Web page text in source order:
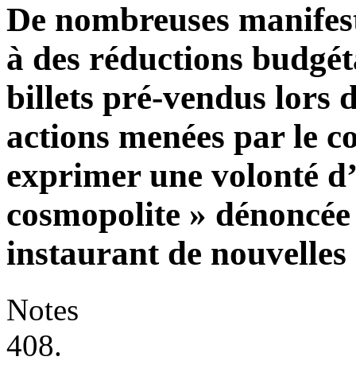
De nombreuses
à des réductions
billets pré-vendus lors
actions menées par le
exprimer une volonté
cosmopolite »
instaurant de
Notes
408.